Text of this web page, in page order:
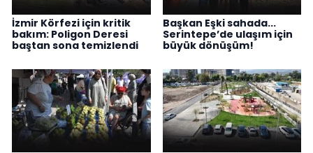
İzmir Körfezi için kritik
bakım: Poligon Deresi
baştan sona temizlendi
Başkan Eşki sahada...
Serintepe’de ulaşım için
büyük dönüşüm!